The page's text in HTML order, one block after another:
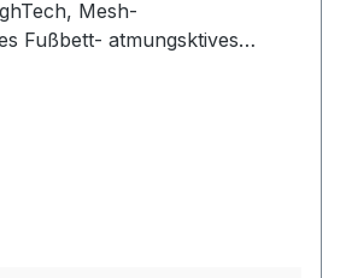
Mesh-
Fußbett- atmungsktives